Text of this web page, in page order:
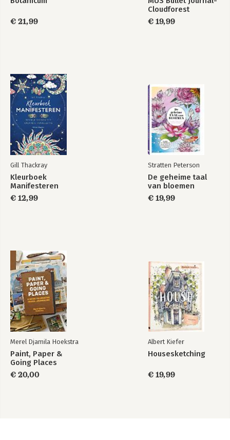
€ 21,99
Cloudforest
€ 19,99
Gill Thackray
Kleurboek
Manifesteren
€ 12,99
Stratten Peterson
De geheime taal
van bloemen
€ 19,99
Merel Djamila Hoekstra
Paint, Paper &
Going Places
€ 20,00
Albert Kiefer
Housesketching
€ 19,99